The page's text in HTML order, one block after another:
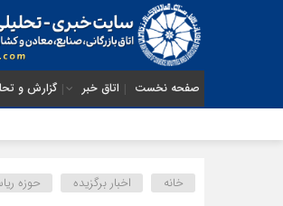
صفحه نخست اتاق خبر گزارش و
خانه اخبار برگزیده حوزه